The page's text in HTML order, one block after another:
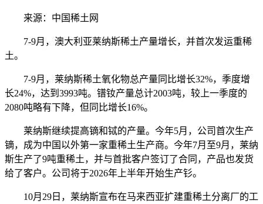
来源：中国稀土网
7-9月，澳大利亚莱纳斯稀土产量增长，并首次发运重稀
土。
7-9月，莱纳斯稀土氧化物总产量同比增长32%，季度增
长24%，达到3993吨。镨钕产量总计2003吨，较上一季度的
2080吨略有下降，但同比增长16%。
莱纳斯继续提高镝和铽的产量。今年5月，公司首次生产
镝，成为中国以外第一家重稀土生产商。今年7月至9月，莱纳
斯生产了9吨重稀土，并与首批客户签订了合同，产品也发货
给了客户。公司将于2026年上半年开始生产钐。
10月29日，莱纳斯宣布在马来西亚扩建重稀土分离厂的工